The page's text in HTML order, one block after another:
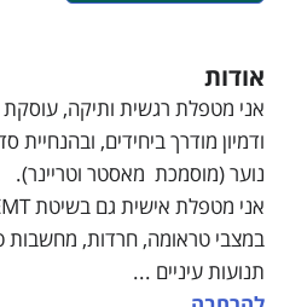
אודות
ודמיון מודרך ביחידים, ובהנחיית
נוער (מוסמכת מאסטר וטריינר).
במצבי טראומה, חרדות, מחשבות
תנועות עיניים ...